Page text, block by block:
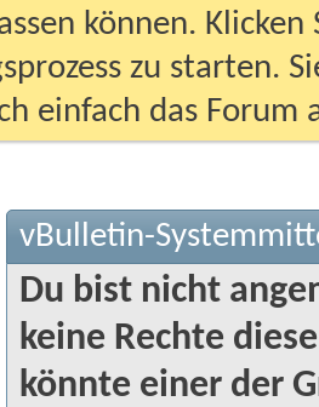
können.
zu starten.
einfach das
vBulletin-
Du bist nicht
keine Rechte
könnte einer der